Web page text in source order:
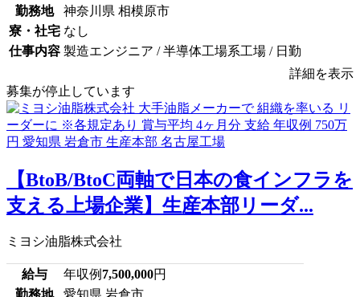
勤務地
神奈川県 相模原市
寮・社宅 なし
仕事内容 製造エンジニア / 半導体工場系工場 / 日勤
詳細を表示
募集が停止しています
【BtoB/BtoC両軸で日本の食インフラを
支える上場企業】生産本部リーダ...
ミヨシ油脂株式会社
給与 年収例 7,500,000円